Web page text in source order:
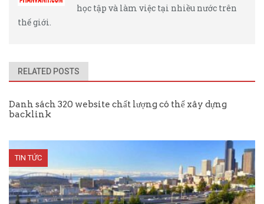
học tập và làm việc tại nhiều nước trên
thế giới.
RELATED POSTS
Danh sách 320 website chất lượng có thể xây dựng
backlink
TIN TỨC